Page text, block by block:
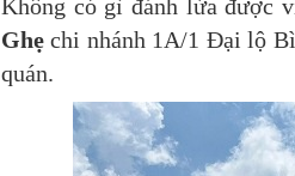
Không có gì đánh lừa được
Ghẹ chi nhánh 1A/1 Đại lộ
quán.